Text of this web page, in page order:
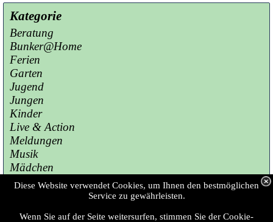
Kategorie
Beratung
Bunker@Home
Ferien
Garten
Jugend
Jungen
Kinder
Live & Action
Meldungen
Musik
Mädchen
Presse
Diese Website verwendet Cookies, um Ihnen den bestmöglichen
Service zu gewährleisten.
Wenn Sie auf der Seite weitersurfen, stimmen Sie der Cookie-